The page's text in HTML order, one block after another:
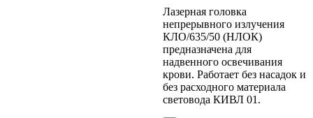
000.00₽.
Лазерная головка
непрерывного излучения
КЛО/635/50 (НЛОК)
предназначена для
надвенного освечивания
крови. Работает без насадок и
без расходного материала
световода КИВЛ 01.